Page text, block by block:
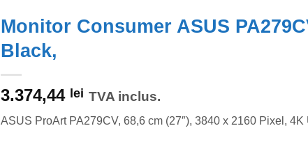
Monitor Consumer ASUS
Black,
3.374,44 lei TVA inclus.
ASUS ProArt PA279CV, 68,6 cm (27″), 3840 x 2160 Pixel,